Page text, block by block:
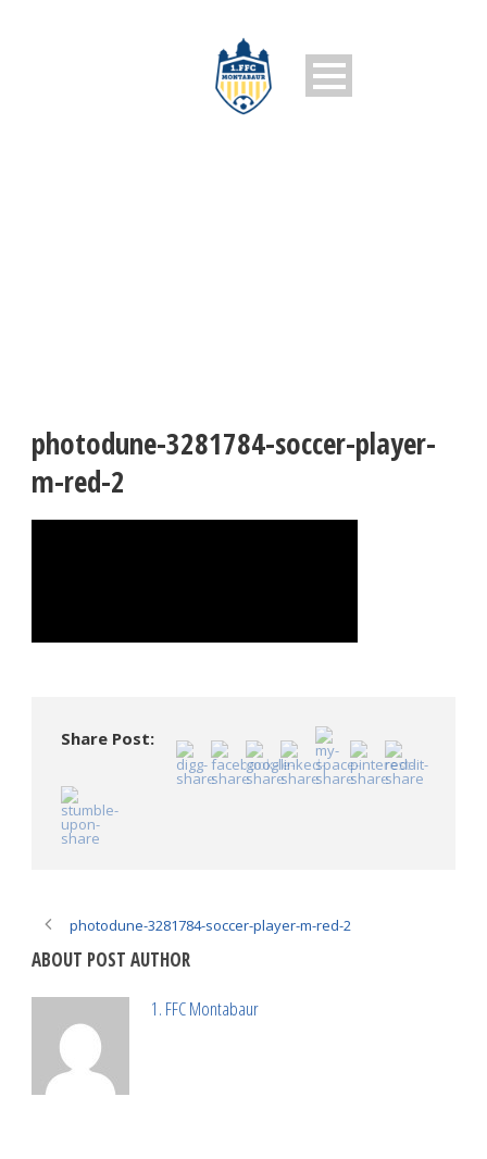
photodune-3281784-soccer-player-
m-red-2
Share Post:
photodune-3281784-soccer-player-m-red-2
ABOUT POST AUTHOR
1. FFC Montabaur